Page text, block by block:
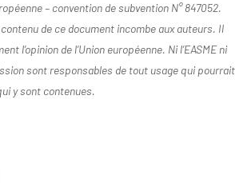
– convention de subvention N° 847052.
de ce document incombe aux auteurs. Il
l’opinion de l’Union européenne. Ni l’EASME ni
sont responsables de tout usage qui pourrait
y sont contenues.